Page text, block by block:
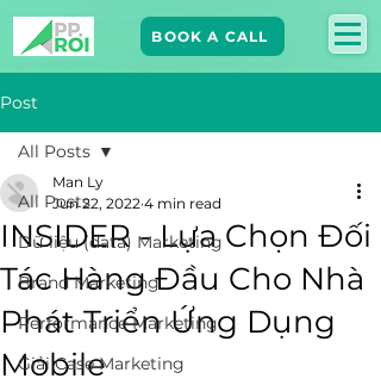
BOOK A CALL
Post
All Posts
Dữ liệu (data) Marketing
Brand Marketing​
Performance Marketing
Giải Case Marketing
All Posts
INSIDER - Lựa Chọn Đối
Tác Hàng Đầu Cho Nhà
Phát Triển Ứng Dụng
Mobile
Man Ly
Jun 22, 2022 4 min read